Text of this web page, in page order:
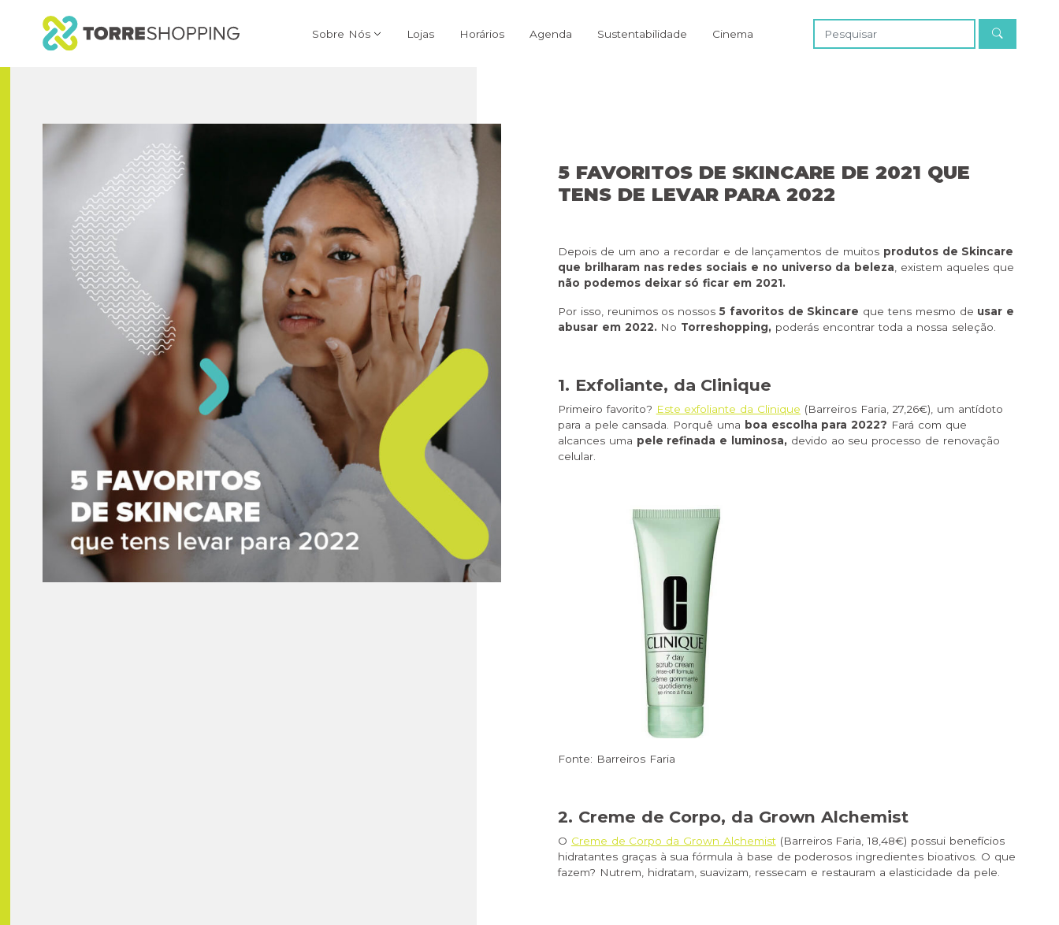
Sobre Nós Lojas Horários Agenda Sustentabilidade Cinema
5 FAVORITOS DE SKINCARE DE 2021 QUE
TENS DE LEVAR PARA 2022
Depois de um ano a recordar e de lançamentos de muitos produtos de Skincare
que brilharam nas redes sociais e no universo da beleza, existem aqueles que
não podemos deixar só ficar em 2021.
Por isso, reunimos os nossos5 favoritos de Skincare que tens mesmo de usar e
abusar em 2022. No Torreshopping, poderás encontrar toda a nossa seleção.
1. Exfoliante, da Clinique
Primeiro favorito? Este exfoliante da Clinique (Barreiros Faria, 27,26€), um antídoto
para a pele cansada. Porquê uma boa escolha para 2022? Fará com que
alcances uma pele refinada e luminosa, devido ao seu processo de renovação
celular.
Fonte: Barreiros Faria
2. Creme de Corpo, da Grown Alchemist
O Creme de Corpo da Grown Alchemist(Barreiros Faria, 18,48€) possui benefícios
hidratantes graças à sua fórmula à base de poderosos ingredientes bioativos. O que
fazem? Nutrem, hidratam, suavizam, ressecam e restauram a elasticidade da pele.